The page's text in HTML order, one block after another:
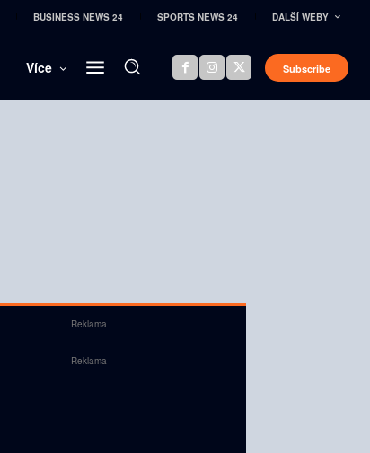
BUSINESS NEWS 24 SPORTS NEWS 24 DALŠÍ WEBY
Více Subscribe
Reklama
Reklama